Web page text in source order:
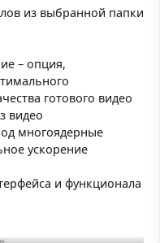
из выбранной папки
– опция,
готового видео
видео
многоядерные
ускорение
и функционала